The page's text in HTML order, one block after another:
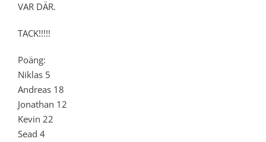
VAR DÄR.
TACK!!!!!
Poäng:
Niklas 5
Andreas 18
Jonathan 12
Kevin 22
Sead 4